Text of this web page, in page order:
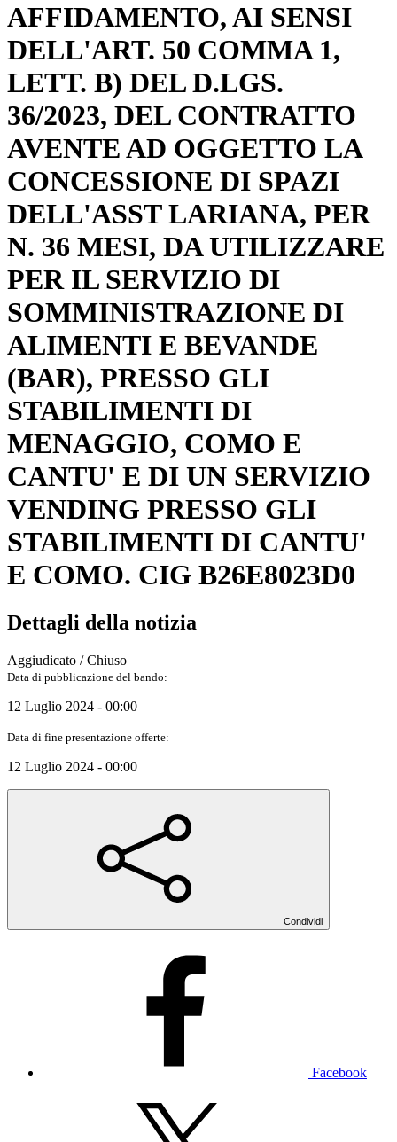
AFFIDAMENTO, AI SENSI
DELL'ART. 50 COMMA 1,
LETT. B) DEL D.LGS.
36/2023, DEL CONTRATTO
AVENTE AD OGGETTO LA
CONCESSIONE DI SPAZI
DELL'ASST LARIANA, PER
N. 36 MESI, DA UTILIZZARE
PER IL SERVIZIO DI
SOMMINISTRAZIONE DI
ALIMENTI E BEVANDE
(BAR), PRESSO GLI
STABILIMENTI DI
MENAGGIO, COMO E
CANTU' E DI UN SERVIZIO
VENDING PRESSO GLI
STABILIMENTI DI CANTU'
E COMO. CIG B26E8023D0
Dettagli della notizia
Aggiudicato / Chiuso
Data di pubblicazione del bando:
12 Luglio 2024 - 00:00
Data di fine presentazione offerte:
12 Luglio 2024 - 00:00
Condividi
Facebook